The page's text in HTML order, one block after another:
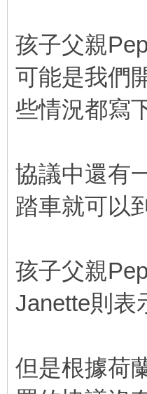
孩子父親
可能是我們
些情況都寫
協議中還有
踏車就可以
孩子父親
Janette則表
但是根據荷